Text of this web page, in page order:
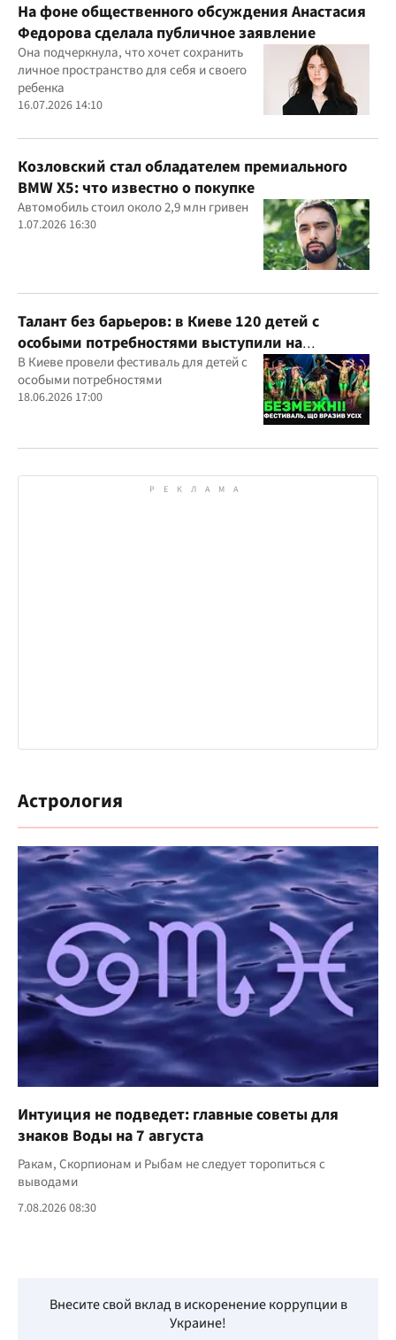
На фоне общественного обсуждения Анастасия
Федорова сделала публичное заявление
Она подчеркнула, что хочет сохранить
личное пространство для себя и своего
ребенка
16.07.2026 14:10
Козловский стал обладателем премиального
BMW X5: что известно о покупке
Автомобиль стоил около 2,9 млн гривен
1.07.2026 16:30
Талант без барьеров: в Киеве 120 детей с
особыми потребностями выступили на
всеукраинском фестивале
В Киеве провели фестиваль для детей с
особыми потребностями
18.06.2026 17:00
Астрология
Интуиция не подведет: главные советы для
знаков Воды на 7 августа
Ракам, Скорпионам и Рыбам не следует торопиться с
выводами
7.08.2026 08:30
Внесите свой вклад в искоренение коррупции в
Украине!